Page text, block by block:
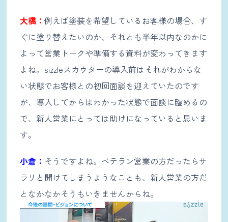
大橋：例えば塗装を希望しているお客様の場合、す
ぐに塗り替えたいのか、それとも半年以内なのかに
よって営業トークや準備する資料が変わってきます
よね。sizzleスカウターの導入前はそれがわからな
い状態でお客様との初回面談を迎えていたのです
が、導入してからはわかった状態で面談に臨めるの
で、新人営業にとっては助けになっていると思いま
す。
小倉： そうですよね。ベテラン営業の方だったらサ
ラリと聞けてしまうようなことも、新人営業の方だ
となかなかそうもいきませんからね。